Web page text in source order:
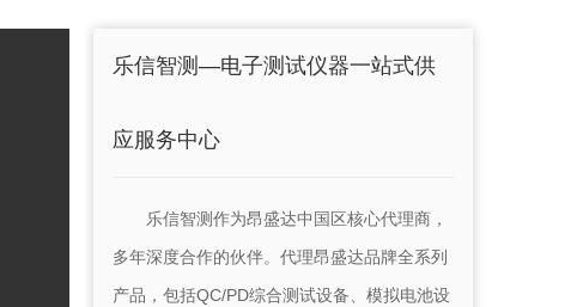
乐信智测—电子测试仪器一站式供
应服务中心
乐信智测作为昂盛达中国区核心代理商，
多年深度合作的伙伴。代理昂盛达品牌全系列
产品，包括QC/PD综合测试设备、模拟电池设